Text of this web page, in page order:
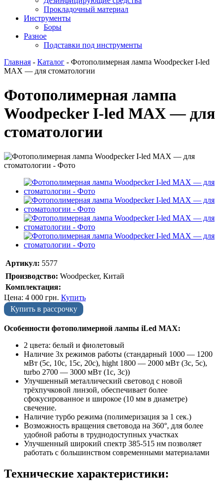
Прокладочный материал
Инструменты
Боры
Разное
Подставки под инструменты
Главная - Каталог - Фотополимерная лампа Woodpecker I-led
MAX — для стоматологии
Фотополимерная лампа
Woodpecker I-led MAX — для
стоматологии
Артикул: 5577
Производство: Woodpecker, Китай
Комплектация:
Цена: 4 000 грн. Купить
Купить в рассрочку
Особенности фотополимерной лампы iLed MAX:
2 цвета: белый и фиолетовый
Наличие 3х режимов работы (стандарный 1000 — 1200
мВт (5с, 10с, 15с, 20с), hight 1800 — 2000 мВт (3с, 5с),
turbo 2700 — 3000 мВт (1с, 3с))
Улучшенный металлический световод с новой
трёхпучковой линзой, обеспечивает более
сфокусированное и широкое (10 мм в диаметре)
свечение.
Наличие турбо режима (полимеризация за 1 сек.)
Возможность вращения световода на 360°, для более
удобной работы в труднодоступных участках
Улучшенный широкий спектр 385-515 нм позволяет
работать с большинством современными материалами
Технические характеристики: